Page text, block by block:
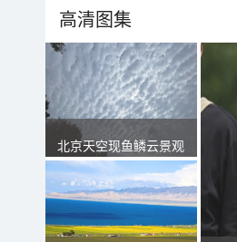
高清图集
北京天空现鱼鳞云景观